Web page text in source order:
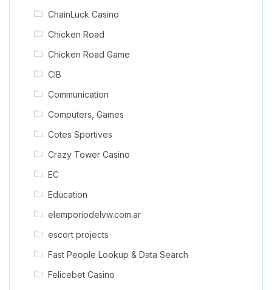
ChainLuck Casino
Chicken Road
Chicken Road Game
CIB
Communication
Computers, Games
Cotes Sportives
Crazy Tower Сasino
EC
Education
elemporiodelvw.com.ar
escort projects
Fast People Lookup & Data Search
Felicebet Casino